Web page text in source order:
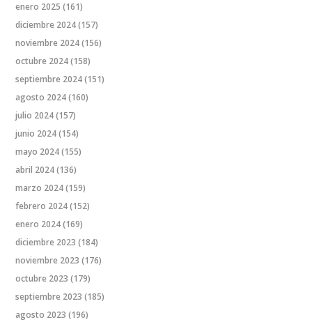
enero 2025 (161)
diciembre 2024(157)
noviembre 2024(156)
octubre 2024(158)
septiembre 2024(151)
agosto 2024(160)
julio 2024(157)
junio 2024(154)
mayo 2024(155)
abril 2024(136)
marzo 2024(159)
febrero 2024(152)
enero 2024(169)
diciembre 2023 (184)
noviembre 2023 (176)
octubre 2023 (179)
septiembre 2023 (185)
agosto 2023 (196)